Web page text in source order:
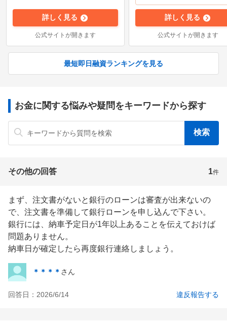
詳しく見る
公式サイトが開きます
詳しく見る
公式サイトが開きます
最短即日融資ランキングを見る
お金に関する悩みや疑問をキーワードから探す
その他の回答 1件
まず、注文書がないと銀行のローンは審査が出来ないの
で、注文書を準備して銀行ローンを申し込んで下さい。
銀行には、納車予定日が1年以上あることを伝えておけば
問題ありません。
納車日が確定したら再度銀行連絡しましょう。
＊＊＊＊ さん
回答日： 2026/6/14 違反報告する